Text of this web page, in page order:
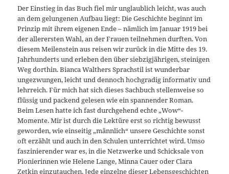
Der Einstieg in das Buch fiel mir unglaublich leicht, was auch
an dem gelungenen Aufbau liegt: Die Geschichte beginnt im
Prinzip mit ihrem eigenen Ende – nämlich im Januar 1919 bei
der allerersten Wahl, an der Frauen teilnehmen durften. Von
diesem Meilenstein aus reisen wir zurück in die Mitte des 19.
Jahrhunderts und erleben den über siebzigjährigen, steinigen
Weg dorthin. Bianca Walthers Sprachstil ist wunderbar
ungezwungen, leicht und dennoch hochgradig informativ und
lehrreich. Für mich hat sich dieses Sachbuch stellenweise so
flüssig und packend gelesen wie ein spannender Roman.
Beim Lesen hatte ich fast durchgehend echte „Wow“-
Momente. Mir ist durch die Lektüre erst so richtig bewusst
geworden, wie einseitig „männlich“ unsere Geschichte sonst
oft erzählt und auch in den Schulen unterrichtet wird. Umso
faszinierender war es, in die Netzwerke und Schicksale von
Pionierinnen wie Helene Lange, Minna Cauer oder Clara
Zetkin einzutauchen. Jede einzelne dieser Lebensgeschichten